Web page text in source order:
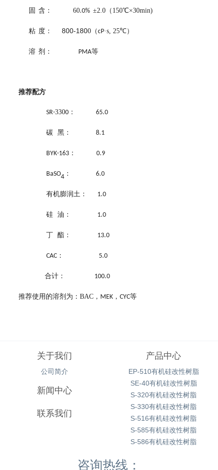
固 含： 60.0% ±2.0（150℃×30min)
粘 度： 800-1800 （cP·s, 25℃）
溶 剂： PMA等
推荐配方
SR-3300 ： 65.0
碳 黑： 8.1
BYK-163 ： 0.9
BaSO4 ： 6.0
有机膨润土： 1.0
硅 油： 1.0
丁 酯： 13.0
CAC ： 5.0
合计： 100.0
推荐使用的溶剂为： BAC ， MEK ， CYC等
关于我们
公司简介
产品中心
EP-510有机硅改性树脂
SE-40有机硅改性树脂
S-320有机硅改性树脂
S-330有机硅改性树脂
S-516有机硅改性树脂
S-585有机硅改性树脂
S-586有机硅改性树脂
新闻中心
联系我们
咨询热线：